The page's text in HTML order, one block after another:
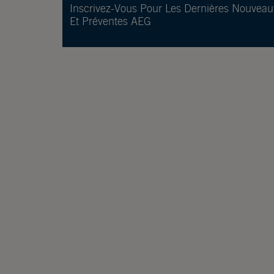
Inscrivez-Vous Pour Les Dernières
Et Préventes AEG